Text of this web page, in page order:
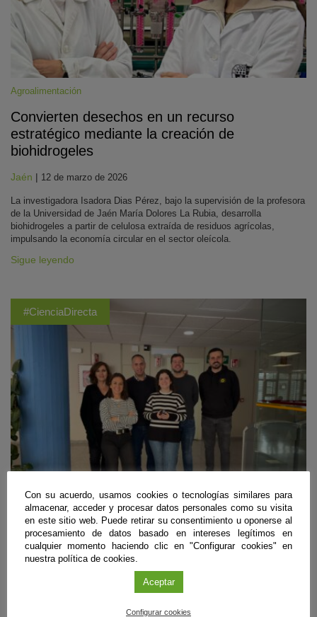
Agroalimentación
Convierten desechos en un recurso
estratégico mediante la creación de
biohidrogeles
Jaén | 12 de marzo de 2026
La investigadora Isadora Dias Pérez, bajo la supervisión de la profesora
de la Universidad de Jaén María Dolores La Rubia, desarrolla
biohidrogeles a partir de celulosa extraída de residuos agrícolas,
impulsando la economía circular en el sector oleícola.
Sigue leyendo
#CienciaDirecta
Agroalimentación
Aplican residuos de la uva para mejorar el
Con su acuerdo, usamos cookies o tecnologías similares para
almacenar, acceder y procesar datos personales como su visita
en este sitio web. Puede retirar su consentimiento u oponerse al
procesamiento de datos basado en intereses legítimos en
cualquier momento haciendo clic en "Configurar cookies" en
nuestra política de cookies.
Aceptar
Configurar cookies